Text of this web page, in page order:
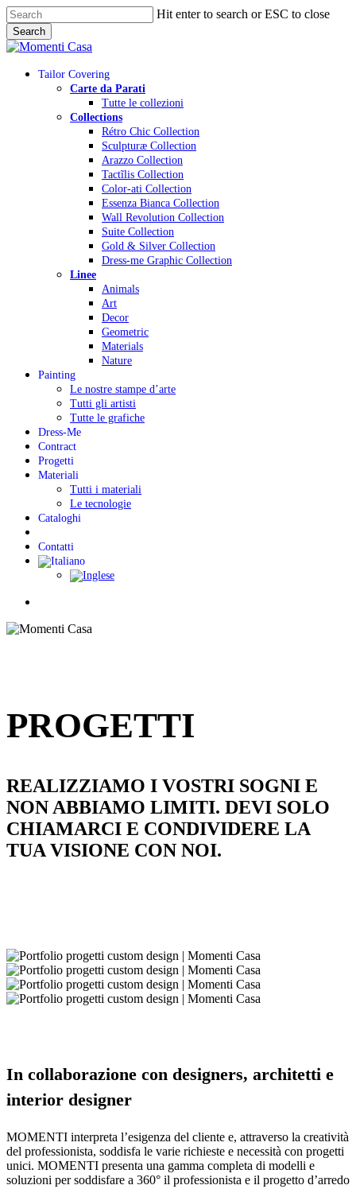
Skip
to
main
content
Hit enter to search or ESC to close
Search
Close
Menu
Tailor Covering
Carte da Parati
Tutte le collezioni
Collections
Rétro Chic Collection
Sculpturæ Collection
Arazzo Collection
Tactĩlis Collection
Color-ati Collection
Essenza Bianca Collection
Wall Revolution Collection
Suite Collection
Gold & Silver Collection
Dress-me Graphic Collection
Linee
Animals
Art
Decor
Geometric
Materials
Nature
Painting
Le nostre stampe d’arte
Tutti gli artisti
Tutte le grafiche
Dress-Me
Contract
Progetti
Materiali
Tutti i materiali
Le tecnologie
Cataloghi
Contatti
PROGETTI
REALIZZIAMO I VOSTRI SOGNI E
NON ABBIAMO LIMITI. DEVI SOLO
CHIAMARCI E CONDIVIDERE LA
TUA VISIONE CON NOI.
In collaborazione con designers, architetti e
interior designer
MOMENTI interpreta l’esigenza del cliente e, attraverso la creatività
del professionista, soddisfa le varie richieste e necessità con progetti
unici. MOMENTI presenta una gamma completa di modelli e
soluzioni per soddisfare a 360° il professionista e il progetto d’arredo